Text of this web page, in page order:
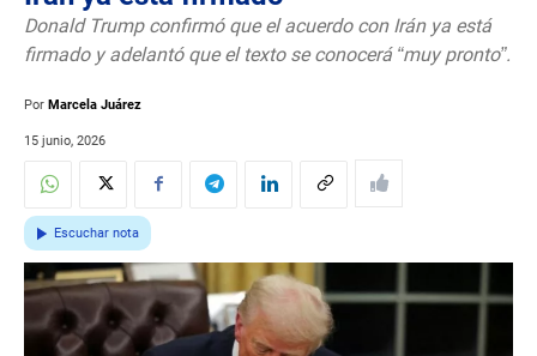
Donald Trump confirmó que el acuerdo con Irán ya está
firmado y adelantó que el texto se conocerá “muy pronto”.
Por Marcela Juárez
15 junio, 2026
Escuchar nota